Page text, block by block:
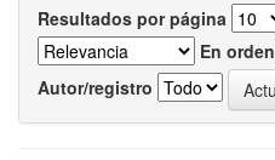
Resultados por página
En orden
Autor/registro